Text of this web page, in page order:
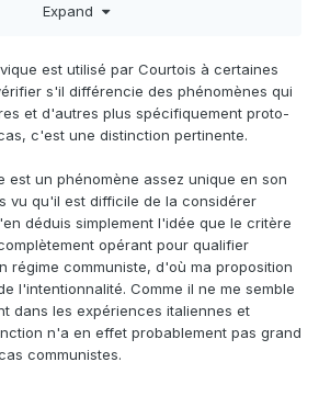
des épisodes violents ne marche
fr.wikipedia.org/wiki/Khmers_rouges
Expand
est utilisé par Courtois à certaines
s'il différencie des phénomènes qui
et d'autres plus spécifiquement proto-
c'est une distinction pertinente.
est un phénomène assez unique en son
vu qu'il est difficile de la considérer
déduis simplement l'idée que le critère
opérant pour qualifier
régime communiste, d'où ma proposition
l'intentionnalité. Comme il ne me semble
dans les expériences italiennes et
n'a en effet probablement pas grand
communistes.